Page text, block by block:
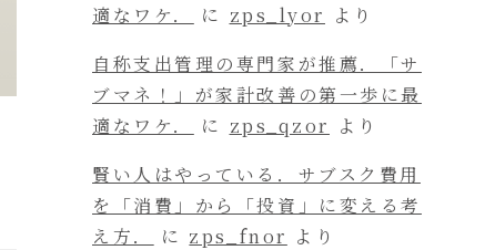
適なワケ．
に zps_lyor より
自称支出管理の専門家が推薦．「サ
ブマネ！」が家計改善の第一歩に最
適なワケ．
に zps_qzor より
賢い人はやっている．サブスク費用
を「消費」から「投資」に変える考
え方．
に zps_fnor より